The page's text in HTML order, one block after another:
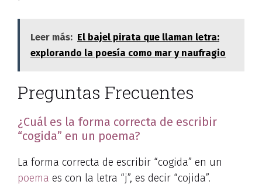
Leer más: El bajel pirata que llaman letra:
explorando la poesía como mar y naufragio
Preguntas Frecuentes
¿Cuál es la forma correcta de escribir
“cogida” en un poema?
La forma correcta de escribir “cogida” en un
poema es con la letra “j”, es decir “cojida”.